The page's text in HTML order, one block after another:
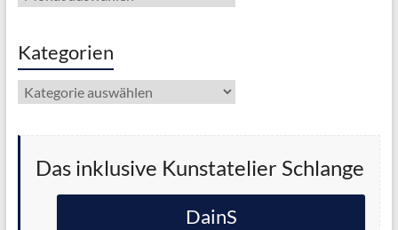
Kategorien
Kategorien
Das inklusive Kunstatelier Schlange
DainS